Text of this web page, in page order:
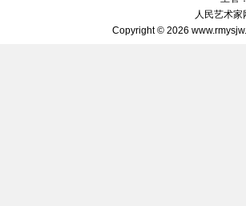
人民艺术
Copyright © 2026